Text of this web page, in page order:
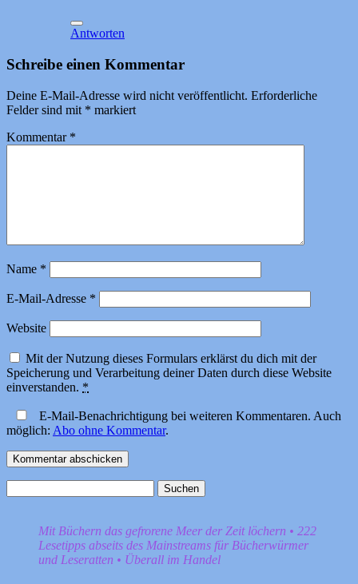
Antworten
Schreibe einen Kommentar
Deine E-Mail-Adresse wird nicht veröffentlicht. Erforderliche
Felder sind mit * markiert
Kommentar *
Name *
E-Mail-Adresse *
Website
Mit der Nutzung dieses Formulars erklärst du dich mit der
Speicherung und Verarbeitung deiner Daten durch diese Website
einverstanden. *
E-Mail-Benachrichtigung bei weiteren Kommentaren. Auch
möglich: Abo ohne Kommentar.
nach:
Mit Büchern das gefrorene Meer der Zeit löchern • 222
Lesetipps abseits des Mainstreams für Bücherwürmer
und Leseratten • Überall im Handel